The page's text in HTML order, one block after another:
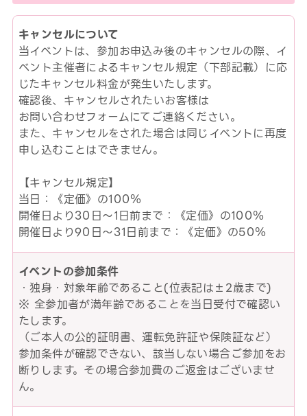
キャンセルについて
当イベントは、参加お申込み後のキャンセルの際、イ
ベント主催者によるキャンセル規定（下部記載）に応
じたキャンセル料金が発生いたします。
確認後、キャンセルされたいお客様は
お問い合わせフォームにてご連絡ください。
また、キャンセルをされた場合は同じイベントに再度
申し込むことはできません。
【キャンセル規定】
当日：《定価》の100％
開催日より30日～1日前まで：《定価》の100％
開催日より90日～31日前まで：《定価》の50％
イベントの参加条件
・独身・対象年齢であること(位表記は±2歳まで)
※ 全参加者が満年齢であることを当日受付で確認い
たします。
（ご本人の公的証明書、運転免許証や保険証など）
参加条件が確認できない、該当しない場合ご参加をお
断りします。その場合参加費のご返金はございませ
ん。